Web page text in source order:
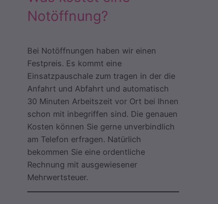
Notöffnung?
Bei Notöffnungen haben wir einen
Festpreis. Es kommt eine
Einsatzpauschale zum tragen in der die
Anfahrt und Abfahrt und automatisch
30 Minuten Arbeitszeit vor Ort bei Ihnen
schon mit inbegriffen sind. Die genauen
Kosten können Sie gerne unverbindlich
am Telefon erfragen. Natürlich
bekommen Sie eine ordentliche
Rechnung mit ausgewiesener
Mehrwertsteuer.